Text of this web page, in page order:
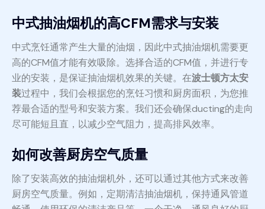
中式抽油烟机的高CFM需求与安装
中式烹饪通常产生大量的油烟，因此中式抽油烟机需要更
高的CFM值才能有效吸除。选择合适的CFM值，并进行专
业的安装，是保证抽油烟机效果的关键。在波士顿方太安
装过程中，我们会根据您的烹饪习惯和厨房面积，为您推
荐最合适的型号和安装方案。我们还会确保ducting的走向
尽可能短且直，以减少空气阻力，提高排风效率。
如何改善厨房空气质量
除了安装高效的抽油烟机外，还可以通过其他方式来改善
厨房空气质量。例如，定期清洁抽油烟机，保持通风管道